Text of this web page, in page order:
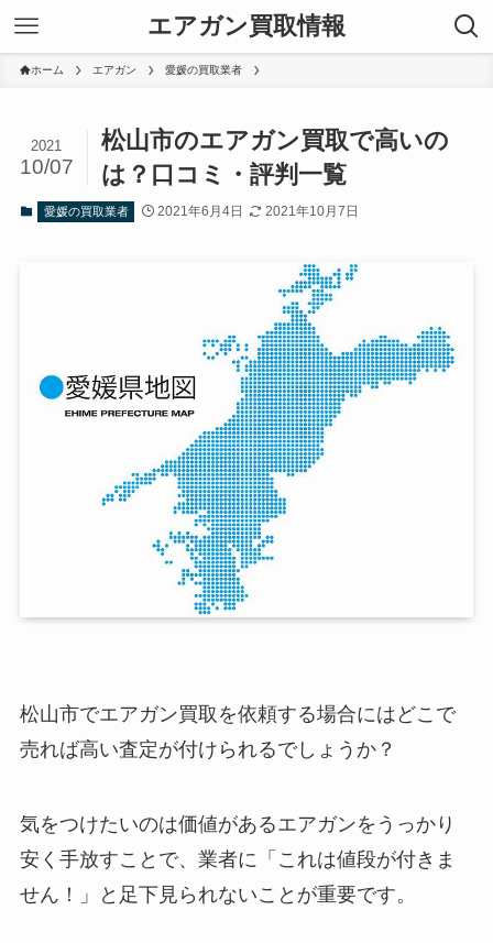
エアガン買取情報
ホーム エアガン 愛媛の買取業者
松山市のエアガン買取で高いの
は？口コミ・評判一覧
2021
10/07
愛媛の買取業者 2021年6月4日 2021年10月7日
松山市でエアガン買取を依頼する場合にはどこで
売れば高い査定が付けられるでしょうか？
気をつけたいのは価値があるエアガンをうっかり
安く手放すことで、業者に「これは値段が付きま
せん！」と足下見られないことが重要です。